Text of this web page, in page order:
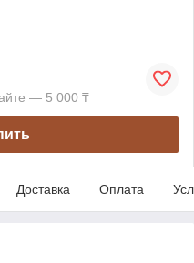
— 5 000 ₸
Доставка Оплата